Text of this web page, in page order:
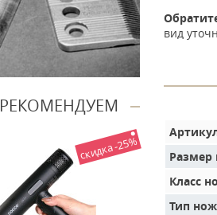
РЕКОМЕНДУЕМ
скидка -25%
вид
Класс
Тип